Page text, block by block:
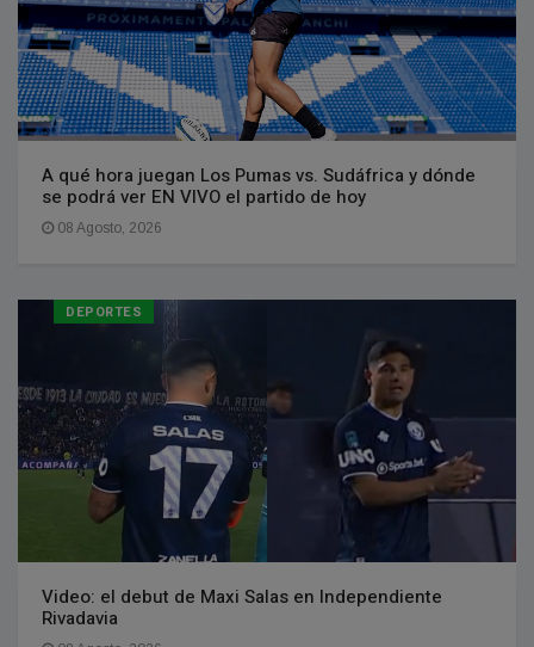
A qué hora juegan Los Pumas vs. Sudáfrica y dónde
se podrá ver EN VIVO el partido de hoy
08 Agosto, 2026
DEPORTES
Video: el debut de Maxi Salas en Independiente
Rivadavia